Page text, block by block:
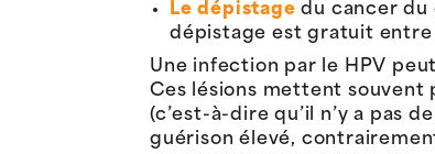
Le dépistage du cancer du
dépistage est gratuit entre
Une infection par le HPV
Ces lésions mettent souvent
(c’est-à-dire qu’il n’y a pas
guérison élevé,